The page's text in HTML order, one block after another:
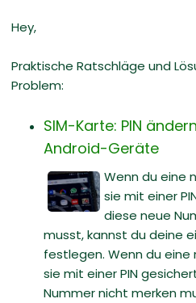
Hey,
Praktische Ratschläge und
Problem:
SIM-Karte: PIN
Android-Geräte
Wenn du eine
sie mit einer
diese neue
musst, kannst du deine
festlegen. Wenn du eine
sie mit einer PIN
Nummer nicht merken